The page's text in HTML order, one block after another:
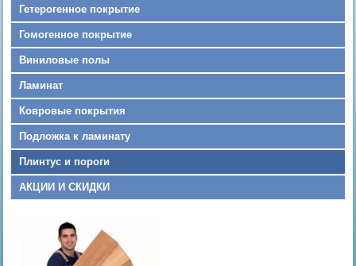
Гетерогенное покрытие
Гомогенное покрытие
Виниловые полы
Ламинат
Ковровые покрытия
Подложка к ламинату
Плинтус и пороги
АКЦИИ И СКИДКИ